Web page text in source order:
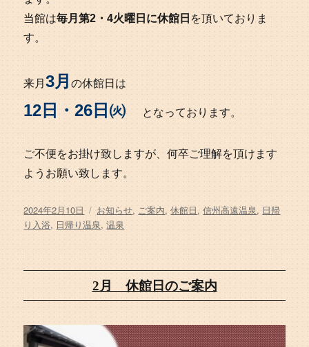
当館は毎月第2・4火曜日に休館日 を頂いておりま
す。
来月3月の休館日は
12日・26日㈫となっております。
ご不便をお掛け致しますが、何卒ご理解を頂けます
ようお願い致します。
投
稿
2024年2月10日
タ
グ
お知らせ, ご案内,休館日,信州高遠温泉, 日帰
り入浴, 日帰り温泉,温泉
2月 休館日のご案内